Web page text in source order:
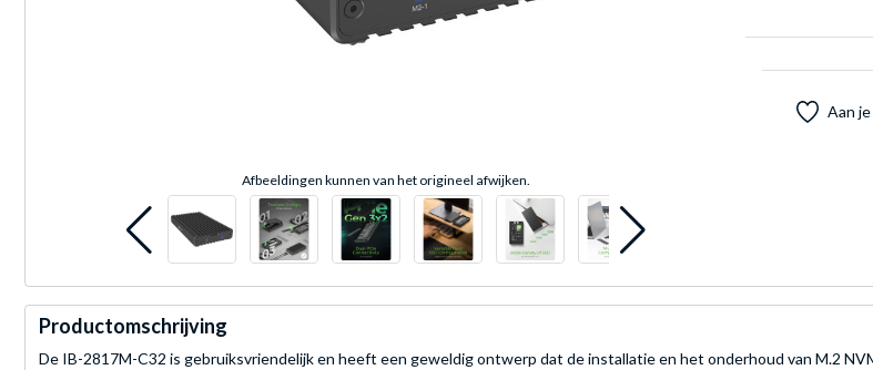
Afbeeldingen kunnen van het origineel afwijken.
Aan
Productomschrijving
De IB-2817M-C32 is gebruiksvriendelijk en heeft een geweldig ontwerp dat de installatie en het onderhoud van M.2